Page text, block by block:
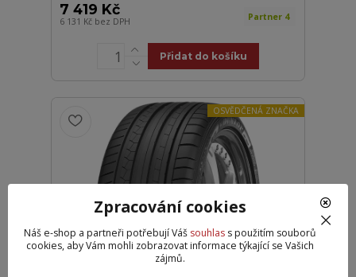
7 419 Kč
6 131 Kč bez DPH Partner 4
Přidat do košíku
OSVĚDČENÁ ZNAČKA
Dunlop 265/30R20 94Y SP Sport
Maxx GT XL RO1 DOT25
Zpracování cookies
Náš e-shop a partneři potřebují Váš souhlass použitím souborů
cookies, aby Vám mohli zobrazovat informace týkající se Vašich
zájmů.